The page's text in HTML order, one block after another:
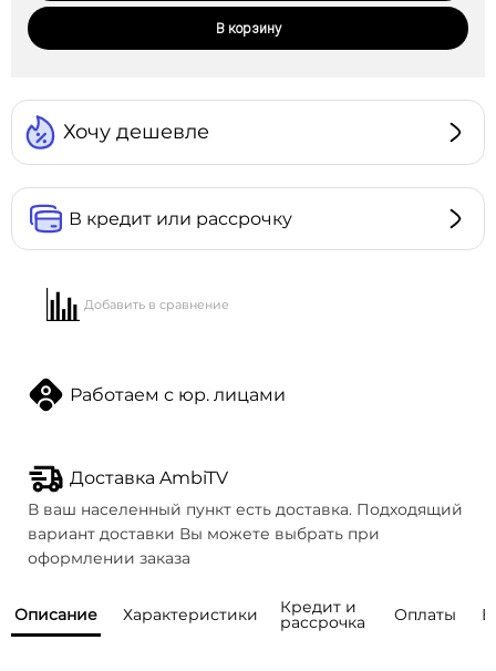
В корзину
Хочу дешевле
В кредит или рассрочку
Добавить в сравнение
Работаем с юр. лицами
Доставка AmbiTV
В ваш населенный пункт есть доставка. Подходящий
вариант доставки Вы можете выбрать при
оформлении заказа
Описание Характеристики Кредит и
рассрочка Оплаты